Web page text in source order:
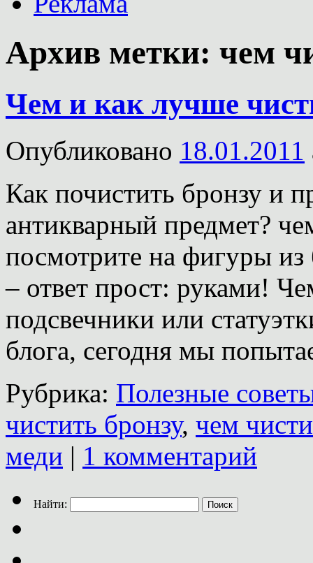
Архив метки: чем
Чем и как лучше
Опубликовано 18.01.2011
Как почистить бронзу и
антикварный предмет?
посмотрите на фигуры
– ответ прост: руками!
подсвечники или
блога, сегодня мы
Рубрика: Полезные
чистить бронзу, чем
меди | 1 комментарий
Найти: